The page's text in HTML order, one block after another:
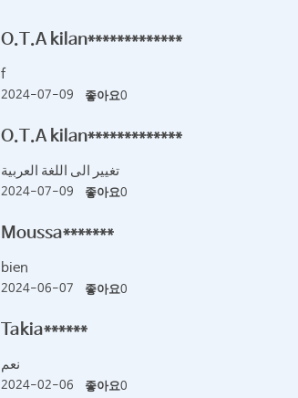
O.T.A kilan*************
f
2024-07-09 좋아요0
O.T.A kilan*************
تغيير الى اللغة العربية
2024-07-09 좋아요0
Moussa*******
bien
2024-06-07 좋아요0
Takia******
نعم
2024-02-06 좋아요0